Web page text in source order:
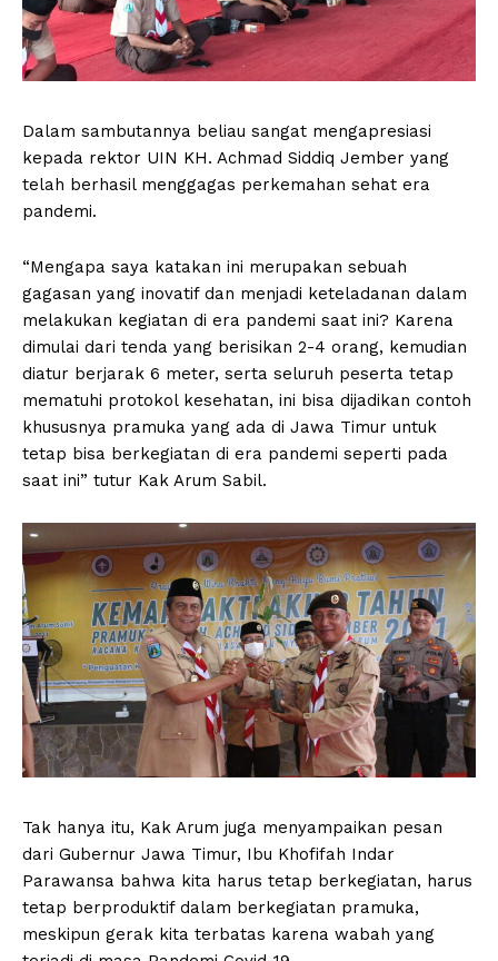
Dalam sambutannya beliau sangat mengapresiasi
kepada rektor UIN KH. Achmad Siddiq Jember yang
telah berhasil menggagas perkemahan sehat era
pandemi.
“Mengapa saya katakan ini merupakan sebuah
gagasan yang inovatif dan menjadi keteladanan dalam
melakukan kegiatan di era pandemi saat ini? Karena
dimulai dari tenda yang berisikan 2-4 orang, kemudian
diatur berjarak 6 meter, serta seluruh peserta tetap
mematuhi protokol kesehatan, ini bisa dijadikan contoh
khususnya pramuka yang ada di Jawa Timur untuk
tetap bisa berkegiatan di era pandemi seperti pada
saat ini” tutur Kak Arum Sabil.
Tak hanya itu, Kak Arum juga menyampaikan pesan
dari Gubernur Jawa Timur, Ibu Khofifah Indar
Parawansa bahwa kita harus tetap berkegiatan, harus
tetap berproduktif dalam berkegiatan pramuka,
meskipun gerak kita terbatas karena wabah yang